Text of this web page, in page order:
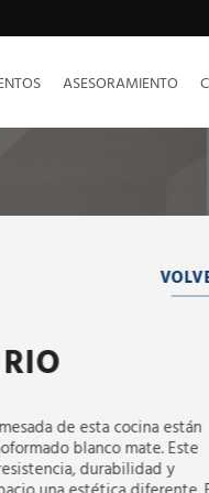
ASESORAMIENTO
de esta cocina están
blanco mate. Este
durabilidad y